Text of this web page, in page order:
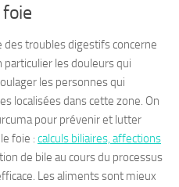
des troubles digestifs concerne
les douleurs qui
les personnes qui
localisées dans cette zone. On
pour prévenir et lutter
foie : calculs biliaires, affections
de bile au cours du processus
Les aliments sont mieux